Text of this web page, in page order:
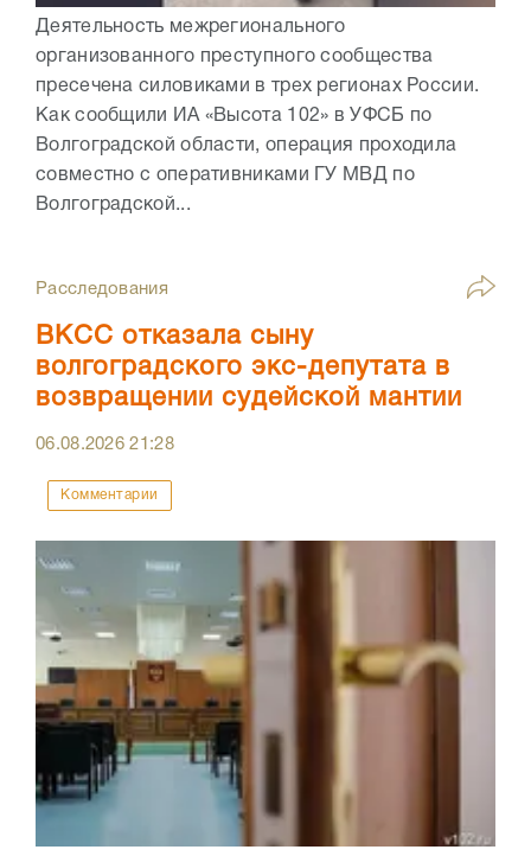
Деятельность межрегионального
организованного преступного сообщества
пресечена силовиками в трех регионах России.
Как сообщили ИА «Высота 102» в УФСБ по
Волгоградской области, операция проходила
совместно с оперативниками ГУ МВД по
Волгоградской...
Расследования
ВКСС отказала сыну
волгоградского экс-депутата в
возвращении судейской мантии
06.08.202621:28
Комментарии